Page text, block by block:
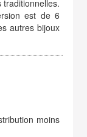
est de 6
autres bijoux
moins